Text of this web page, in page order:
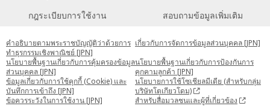
กฎระเบียบการใช้งาน
สอบถามข้อมูลเพิ่มเติม
คำอธิบายตามพระราชบัญญัติว่าด้วยการ
ทำธุรกรรมเชิงพาณิชย์ [JPN]
เกี่ยวกับการจัดการข้อมูลส่วนบุคคล [JPN]
นโยบายพื้นฐานเกี่ยวกับการคุ้มครองข้อมูล
ส่วนบุคคล [JPN]
นโยบายพื้นฐานเกี่ยวกับการป้องกันการ
คุกคามลูกค้า [JPN]
ข้อมูลเกี่ยวกับการใช้คุกกี้ (Cookie) และ
บันทึกการเข้าถึง [JPN]
นโยบายการใช้โซเชียลมีเดีย (สำหรับกลุ่ม
บริษัทโตเกียวโดม)
ข้อควรระวังในการใช้งาน [JPN]
สำหรับสื่อมวลชนและผู้ที่เกี่ยวข้อง